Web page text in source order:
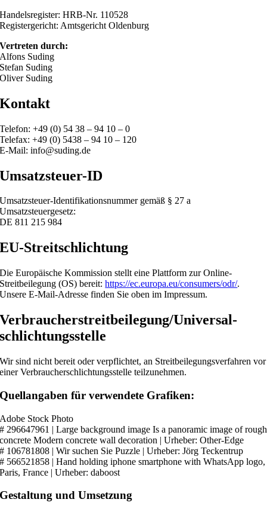
Handelsregister: HRB-Nr. 110528
Registergericht: Amtsgericht Oldenburg
Vertreten durch:
Alfons Suding
Stefan Suding
Oliver Suding
Kontakt
Telefon: +49 (0) 54 38 – 94 10 – 0
Telefax: +49 (0) 5438 – 94 10 – 120
E-Mail: info@suding.de
Umsatzsteuer-ID
Umsatzsteuer-Identifikationsnummer gemäß § 27 a
Umsatzsteuergesetz:
DE 811 215 984
EU-Streitschlichtung
Die Europäische Kommission stellt eine Plattform zur Online-
Streitbeilegung (OS) bereit:https://ec.europa.eu/consumers/odr/.
Unsere E-Mail-Adresse finden Sie oben im Impressum.
Verbraucher­streit­beilegung/Universal­
schlichtungs­stelle
Wir sind nicht bereit oder verpflichtet, an Streitbeilegungsverfahren vor
einer Verbraucherschlichtungsstelle teilzunehmen.
Quellangaben für verwendete Grafiken:
Adobe Stock Photo
# 296647961 |Large background image Is a panoramic image of rough
concrete Modern concrete wall decoration | Urheber: Other-Edge
# 106781808 |Wir suchen Sie Puzzle | Urheber: Jörg Teckentrup
# 566521858 |Hand holding iphone smartphone with WhatsApp logo,
Paris, France | Urheber:daboost
Gestaltung und Umsetzung